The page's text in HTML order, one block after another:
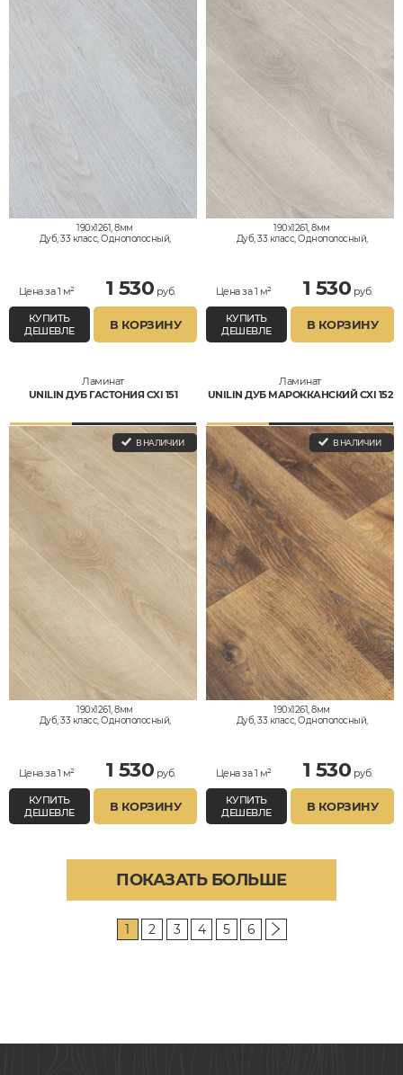
190x1261, 8мм
Дуб, 33 класс, Однополосный,
Цена за 1 м² 1 530 руб.
КУПИТЬ
ДЕШЕВЛЕ
В КОРЗИНУ
190x1261, 8мм
Дуб, 33 класс, Однополосный,
Цена за 1 м² 1 530 руб.
КУПИТЬ
ДЕШЕВЛЕ
В КОРЗИНУ
Ламинат
UNILIN ДУБ ГАСТОНИЯ CXI 151
В НАЛИЧИИ
190x1261, 8мм
Дуб, 33 класс, Однополосный,
Цена за 1 м² 1 530 руб.
КУПИТЬ
ДЕШЕВЛЕ
В КОРЗИНУ
Ламинат
UNILIN ДУБ МАРОККАНСКИЙ CXI 152
В НАЛИЧИИ
190x1261, 8мм
Дуб, 33 класс, Однополосный,
Цена за 1 м² 1 530 руб.
КУПИТЬ
ДЕШЕВЛЕ
В КОРЗИНУ
ПОКАЗАТЬ БОЛЬШЕ
1 2 3 4 5 6